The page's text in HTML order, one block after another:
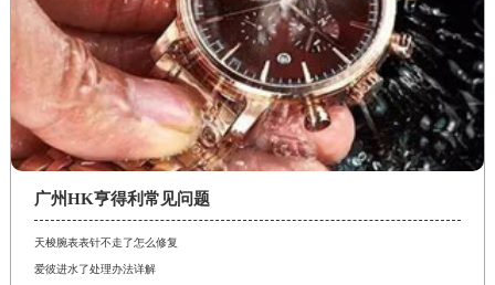
广州HK亨得利常见问题
天梭腕表表针不走了怎么修复
爱彼进水了处理办法详解